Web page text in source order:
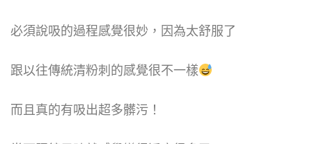
必須說吸的過程感覺很妙，因為太舒服了
跟以往傳統清粉刺的感覺很不一樣
而且真的有吸出超多髒污！